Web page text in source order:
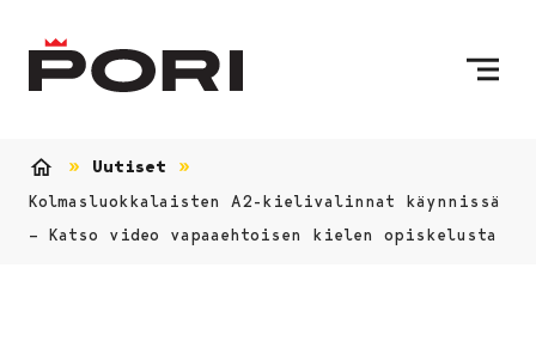
Uutiset
Kolmasluokkalaisten A2-kielivalinnat käynnissä
– Katso video vapaaehtoisen kielen opiskelusta